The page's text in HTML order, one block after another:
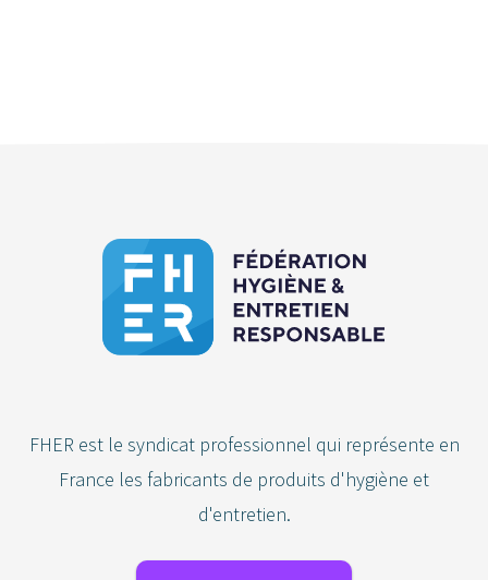
FHER est le syndicat professionnel qui représente en
France les fabricants de produits d'hygiène et
d'entretien.